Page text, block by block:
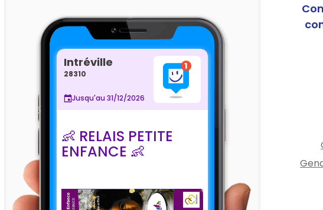
Intréville
28310
Jusqu'au 31/12/2026
👶 RELAIS PETITE
ENFANCE 👶